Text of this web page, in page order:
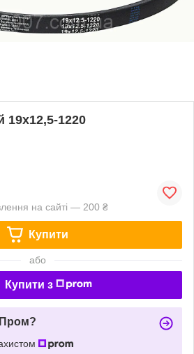
19х12,5-1220
на сайті — 200 ₴
Купити
або
Купити з
Пром?